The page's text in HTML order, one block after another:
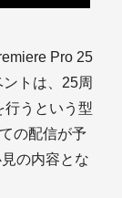
Pro 25
トは、25周
行うという型
の配信が予
の内容とな